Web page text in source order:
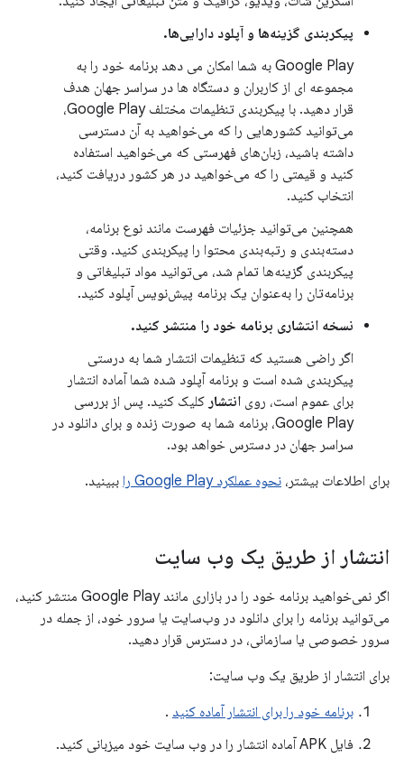
پیکربندی گزینه‌ها و آپلود دارایی‌ها.
Google Play به شما امکان می دهد برنامه خود را به
مجموعه ای از کاربران و دستگاه ها در سراسر جهان هدف
قرار دهید. با پیکربندی تنظیمات مختلف Google Play،
می‌توانید کشورهایی را که می‌خواهید به آن دسترسی
داشته باشید، زبان‌های فهرستی که می‌خواهید استفاده
کنید و قیمتی را که می‌خواهید در هر کشور دریافت کنید،
انتخاب کنید.
همچنین می‌توانید جزئیات فهرست مانند نوع برنامه،
دسته‌بندی و رتبه‌بندی محتوا را پیکربندی کنید. وقتی
پیکربندی گزینه‌ها تمام شد، می‌توانید مواد تبلیغاتی و
برنامه‌تان را به‌عنوان یک برنامه پیش‌نویس آپلود کنید.
نسخه انتشاری برنامه خود را منتشر کنید.
اگر راضی هستید که تنظیمات انتشار شما به درستی
پیکربندی شده است و برنامه آپلود شده شما آماده انتشار
برای عموم است، روی انتشار کلیک کنید. پس از بررسی
Google Play، برنامه شما به صورت زنده و برای دانلود در
سراسر جهان در دسترس خواهد بود.
برای اطلاعات بیشتر، نحوه عملکرد Google Play را ببینید.
انتشار از طریق یک وب سایت
اگر نمی‌خواهید برنامه خود را در بازاری مانند Google Play منتشر کنید،
می‌توانید برنامه را برای دانلود در وب‌سایت یا سرور خود، از جمله در
سرور خصوصی یا سازمانی، در دسترس قرار دهید.
برای انتشار از طریق یک وب سایت:
برنامه خود را برای انتشار آماده کنید .
فایل APK آماده انتشار را در وب سایت خود میزبانی کنید.